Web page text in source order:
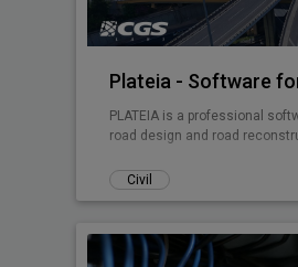
PLATEIA is a professional
road design and road
Civil